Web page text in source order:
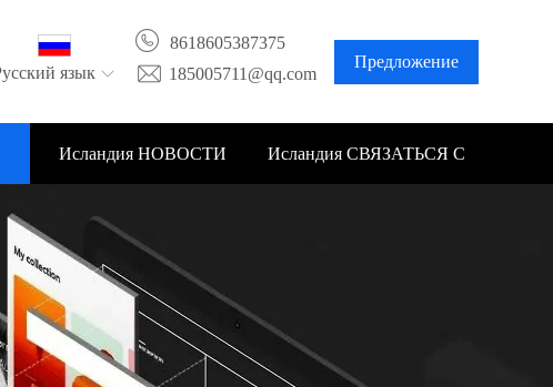
язык
8618605387375
185005711@qq.com
Предложение
Исландия НОВОСТИ Исландия СВЯЗАТЬСЯ С